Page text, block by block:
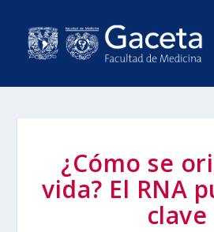
¿Cómo se
vida? El RNA
clave